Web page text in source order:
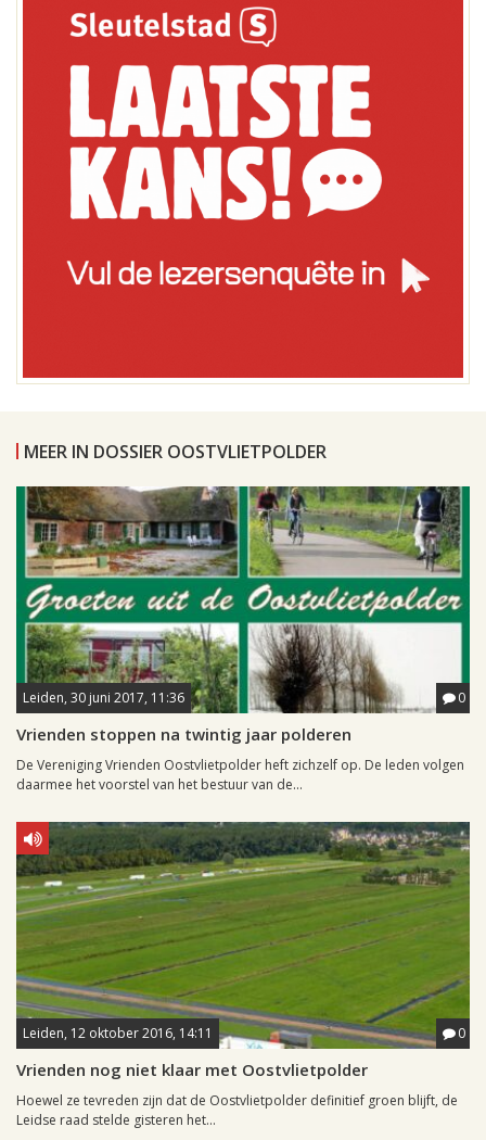
MEER IN DOSSIER OOSTVLIETPOLDER
Leiden, 30 juni 2017, 11:36 0
Vrienden stoppen na twintig jaar polderen
De Vereniging Vrienden Oostvlietpolder heft zichzelf op. De leden volgen
daarmee het voorstel van het bestuur van de...
Leiden, 12 oktober 2016, 14:11 0
Vrienden nog niet klaar met Oostvlietpolder
Hoewel ze tevreden zijn dat de Oostvlietpolder definitief groen blijft, de
Leidse raad stelde gisteren het...